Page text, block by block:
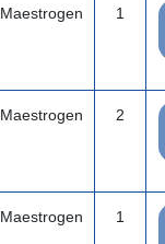
Maestrogen 1
Maestrogen 2
Maestrogen 1